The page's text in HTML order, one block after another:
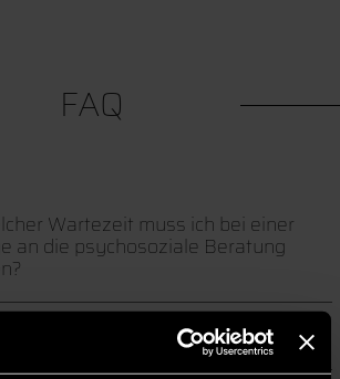
FAQ
Wartezeit muss ich bei einer
an die psychosoziale Beratung
mit Kosten rechnen?